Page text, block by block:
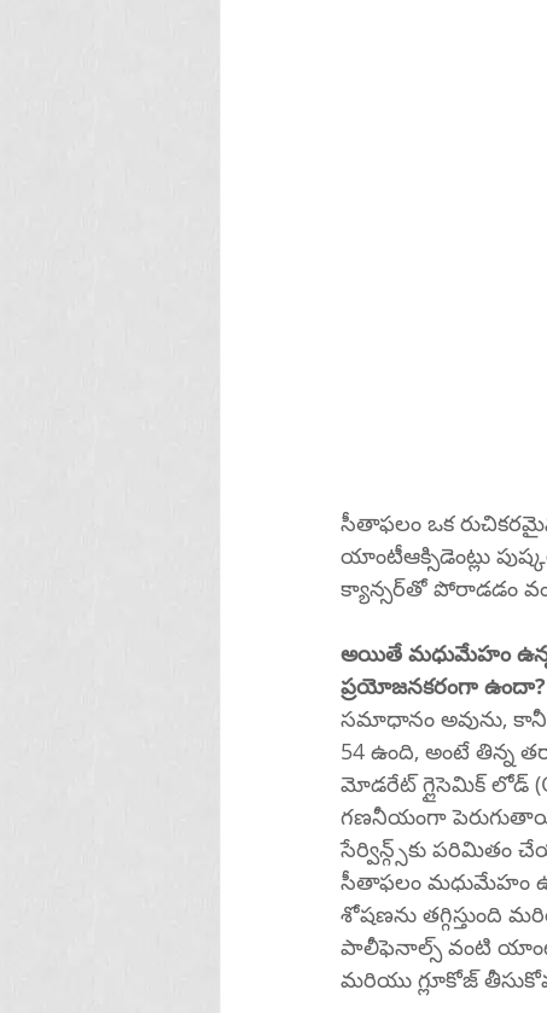
సీతాఫలం ఒక
యాంటీఆక్సిడెంట్లు
క్యాన్సర్‌తో
అయితే మధుమేహం
ప్రయోజనకరంగా ఉందా?
సమాధానం అవును, కానీ
54 ఉంది, అంటే తిన్న
మోడరేట్ గ్లైసెమిక్ లోడ్
గణనీయంగా
సేర్విన్గ్స్‌కు
సీతాఫలం మధుమేహం
శోషణను తగ్గిస్తుంది
పాలీఫెనాల్స్ వంటి
మరియు గ్లూకోజ్